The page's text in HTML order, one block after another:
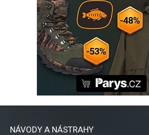
NÁVODY A NÁSTRAHY